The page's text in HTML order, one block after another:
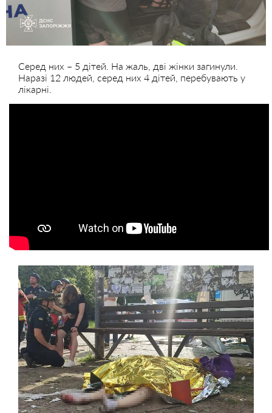
Серед них – 5 дітей. На жаль, дві жінки загинули.
Наразі 12 людей, серед них 4 дітей, перебувають у
лікарні.